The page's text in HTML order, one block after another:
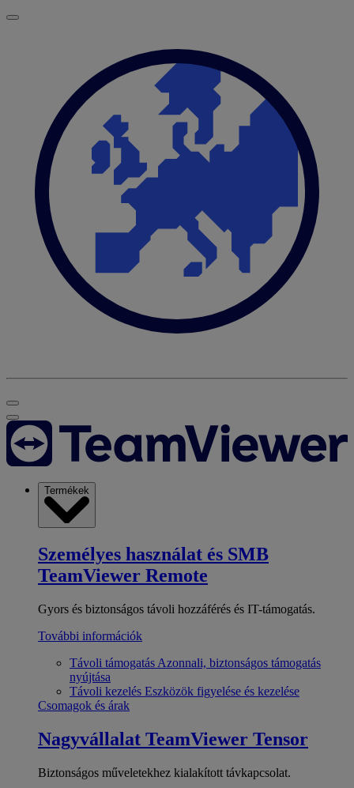
Termékek
Személyes használat és SMB
TeamViewer Remote
Gyors és biztonságos távoli hozzáférés és IT-támogatás.
További információk
Távoli támogatás Azonnali, biztonságos támogatás
nyújtása
Távoli kezelés Eszközök figyelése és kezelése
Csomagok és árak
Nagyvállalat TeamViewer Tensor
Biztonságos műveletekhez kialakított távkapcsolat.